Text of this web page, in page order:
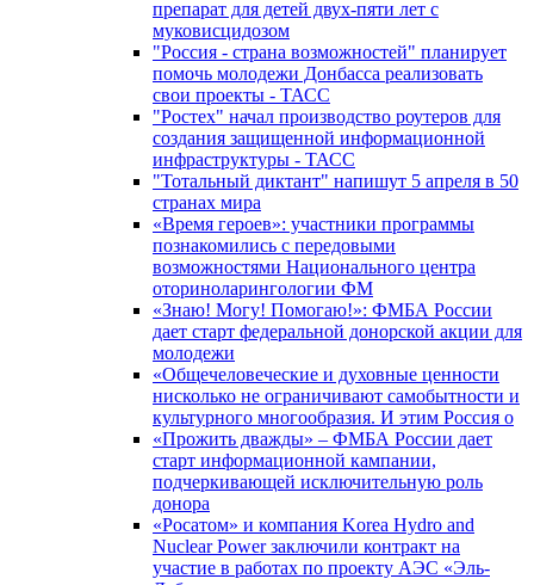
препарат для детей двух-пяти лет с
муковисцидозом
"Россия - страна возможностей" планирует
помочь молодежи Донбасса реализовать
свои проекты - ТАСС
"Ростех" начал производство роутеров для
создания защищенной информационной
инфраструктуры - ТАСС
"Тотальный диктант" напишут 5 апреля в 50
странах мира
«Время героев»: участники программы
познакомились с передовыми
возможностями Национального центра
оториноларингологии ФМ
«Знаю! Могу! Помогаю!»: ФМБА России
дает старт федеральной донорской акции для
молодежи
«Общечеловеческие и духовные ценности
нисколько не ограничивают самобытности и
культурного многообразия. И этим Россия о
«Прожить дважды» – ФМБА России дает
старт информационной кампании,
подчеркивающей исключительную роль
донора
«Росатом» и компания Korea Hydro and
Nuclear Power заключили контракт на
участие в работах по проекту АЭС «Эль-